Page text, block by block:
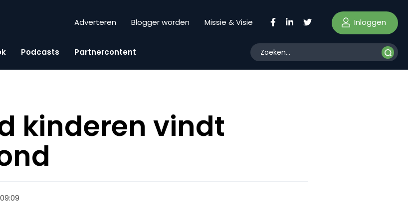
Adverteren Blogger worden Missie & Visie Inloggen
Podcasts Partnercontent
kinderen vindt